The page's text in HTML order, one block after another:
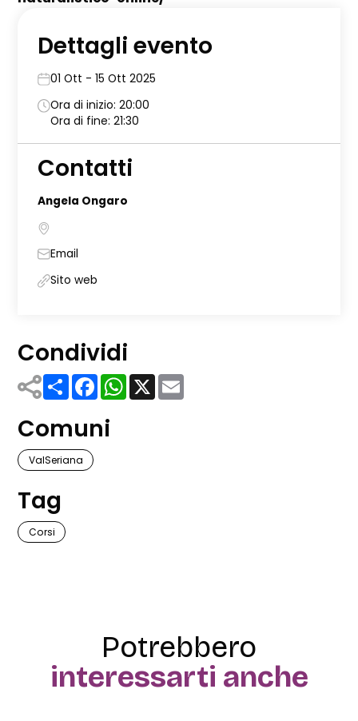
Dettagli evento
01 Ott - 15 Ott 2025
Ora di inizio: 20:00
Ora di fine: 21:30
Contatti
Angela Ongaro
Email
Sito web
Condividi
ShareFacebook
WhatsApp
X
Comuni
ValSeriana
Tag
Corsi
Potrebbero
interessarti anche